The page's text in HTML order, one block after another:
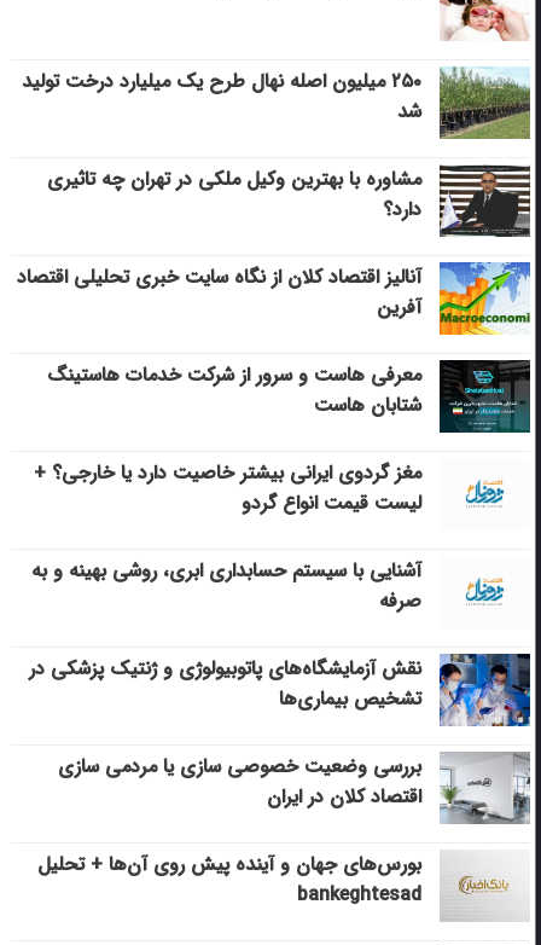
۲۵۰ میلیون اصله نهال طرح یک میلیارد درخت تولید
شد
مشاوره با بهترین وکیل ملکی در تهران چه تاثیری
دارد؟
آنالیز اقتصاد کلان از نگاه سایت خبری تحلیلی اقتصاد
آفرین
معرفی هاست و سرور از شرکت خدمات هاستینگ
شتابان هاست
مغز گردوی ایرانی بیشتر خاصیت دارد یا خارجی؟ +
لیست قیمت انواع گردو
آشنایی با سیستم حسابداری ابری، روشی بهینه و به
صرفه
نقش آزمایشگاه‌های پاتوبیولوژی و ژنتیک پزشکی در
تشخیص بیماری‌ها
بررسی وضعیت خصوصی سازی یا مردمی سازی
اقتصاد کلان در ایران
بورس‌های جهان و آینده پیش روی آن‌ها + تحلیل
bankeghtesad